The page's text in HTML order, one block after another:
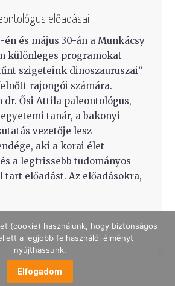
előadásai
én és május 30-án a Munkácsy
különleges programokat
szigeteink dinoszauruszai”
rajongói számára.
Ősi Attila paleontológus,
tanár, a bakonyi
vezetője lesz
aki a korai élet
a legfrissebb tudományos
tart előadást. Az előadásokra,
MENÜ
(cookie) használunk, hogy biztonságos
a legjobb felhasználói élményt
nyújthassunk.
Elfogadom